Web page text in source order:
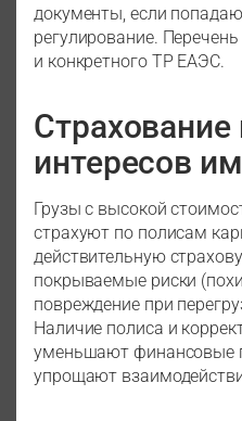
документы, если
регулирование.
и конкретного ТР ЕАЭС.
Страхование
интересов
Грузы с высокой
страхуют по полисам
действительную
покрываемые риски
повреждение при
Наличие полиса и
уменьшают финансовые
упрощают